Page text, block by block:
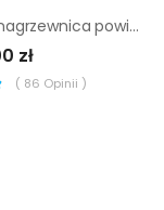
Gazowa nagrzewnica powietrza Remko CLK 30
zł
( 86 Opinii )